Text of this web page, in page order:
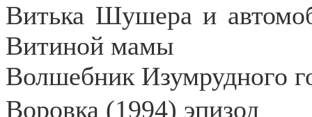
Витька Шушера и
Витиной мамы
Волшебник Изумрудного
Воровка (1994) эпизод